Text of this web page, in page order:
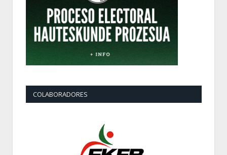
COLABORADORES